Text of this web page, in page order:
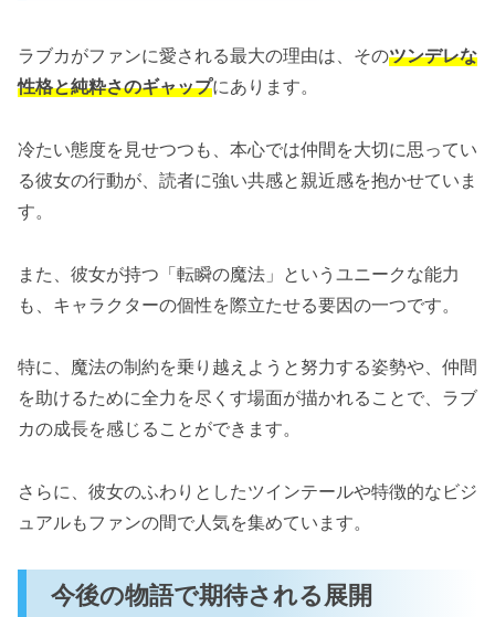
ラブカがファンに愛される最大の理由は、そのツンデレな
性格と純粋さのギャップにあります。
冷たい態度を見せつつも、本心では仲間を大切に思ってい
る彼女の行動が、読者に強い共感と親近感を抱かせていま
す。
また、彼女が持つ「転瞬の魔法」というユニークな能力
も、キャラクターの個性を際立たせる要因の一つです。
特に、魔法の制約を乗り越えようと努力する姿勢や、仲間
を助けるために全力を尽くす場面が描かれることで、ラブ
カの成長を感じることができます。
さらに、彼女のふわりとしたツインテールや特徴的なビジ
ュアルもファンの間で人気を集めています。
今後の物語で期待される展開